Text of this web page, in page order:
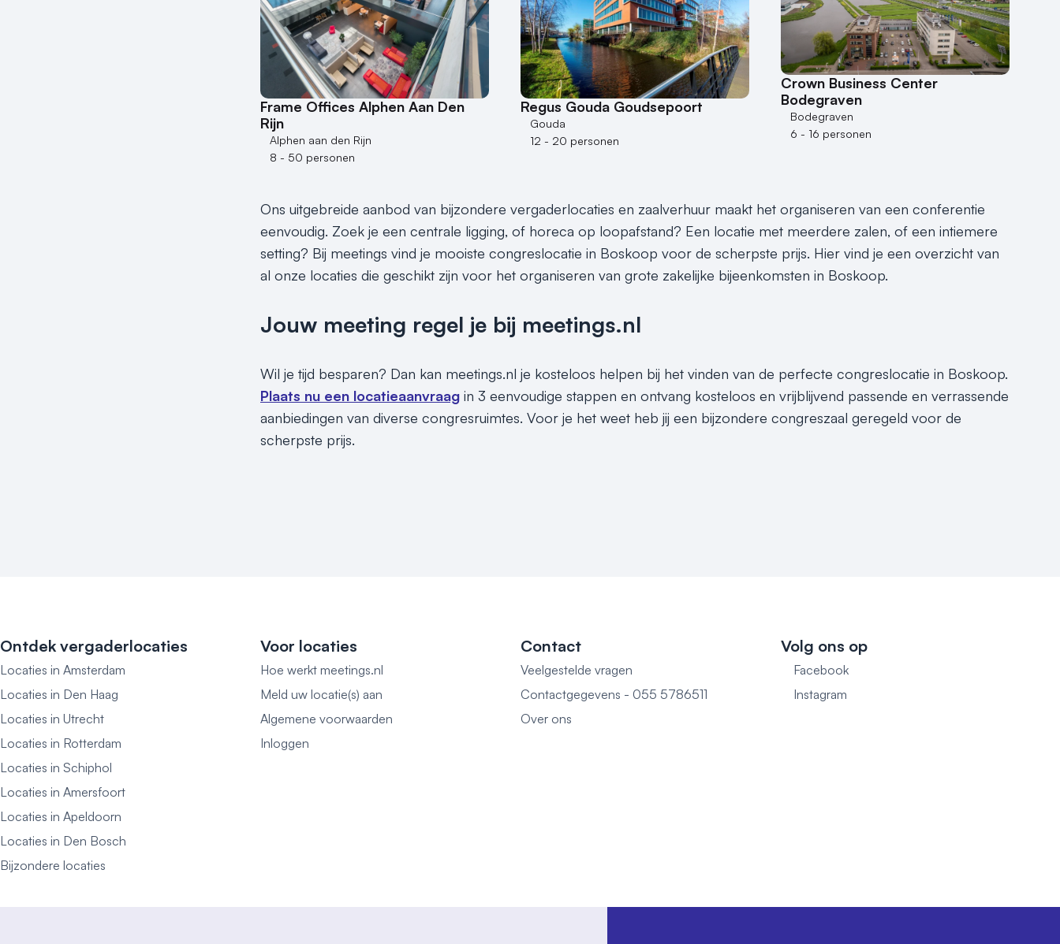
Frame Offices Alphen Aan Den
Rijn
Alphen aan den Rijn
8 - 50 personen
Regus Gouda Goudsepoort
Gouda
12 - 20 personen
Crown Business Center
Bodegraven
Bodegraven
6 - 16 personen
Ons uitgebreide aanbod van bijzondere vergaderlocaties en zaalverhuur maakt het organiseren van een conferentie
eenvoudig. Zoek je een centrale ligging, of horeca op loopafstand? Een locatie met meerdere zalen, of een intiemere
setting? Bij meetings vind je mooiste congreslocatie in Boskoop voor de scherpste prijs. Hier vind je een overzicht van
al onze locaties die geschikt zijn voor het organiseren van grote zakelijke bijeenkomsten in Boskoop.
Jouw meeting regel je bij meetings.nl
Wil je tijd besparen? Dan kan meetings.nl je kosteloos helpen bij het vinden van de perfecte congreslocatie in Boskoop.
Plaats nu een locatieaanvraag in 3 eenvoudige stappen en ontvang kosteloos en vrijblijvend passende en verrassende
aanbiedingen van diverse congresruimtes. Voor je het weet heb jij een bijzondere congreszaal geregeld voor de
scherpste prijs.
Ontdek vergaderlocaties
Locaties in Amsterdam
Locaties in Den Haag
Locaties in Utrecht
Locaties in Rotterdam
Locaties in Schiphol
Locaties in Amersfoort
Locaties in Apeldoorn
Locaties in Den Bosch
Bijzondere locaties
Voor locaties
Hoe werkt meetings.nl
Meld uw locatie(s) aan
Algemene voorwaarden
Inloggen
Contact
Veelgestelde vragen
Contactgegevens - 055 5786511
Over ons
Volg ons op
Facebook
Instagram